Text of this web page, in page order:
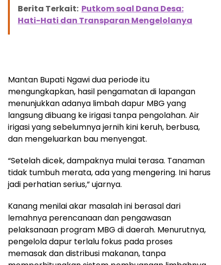
Berita Terkait: Putkom soal Dana Desa:
Hati-Hati dan Transparan Mengelolanya
Mantan Bupati Ngawi dua periode itu
mengungkapkan, hasil pengamatan di lapangan
menunjukkan adanya limbah dapur MBG yang
langsung dibuang ke irigasi tanpa pengolahan. Air
irigasi yang sebelumnya jernih kini keruh, berbusa,
dan mengeluarkan bau menyengat.
“Setelah dicek, dampaknya mulai terasa. Tanaman
tidak tumbuh merata, ada yang mengering. Ini harus
jadi perhatian serius,” ujarnya.
Kanang menilai akar masalah ini berasal dari
lemahnya perencanaan dan pengawasan
pelaksanaan program MBG di daerah. Menurutnya,
pengelola dapur terlalu fokus pada proses
memasak dan distribusi makanan, tanpa